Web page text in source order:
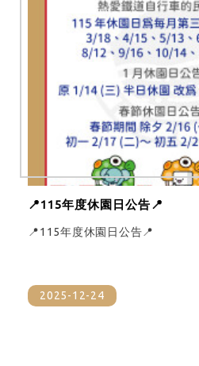
📍115年度休園日公告📍
📍115年度休園日公告📍
2025-12-24